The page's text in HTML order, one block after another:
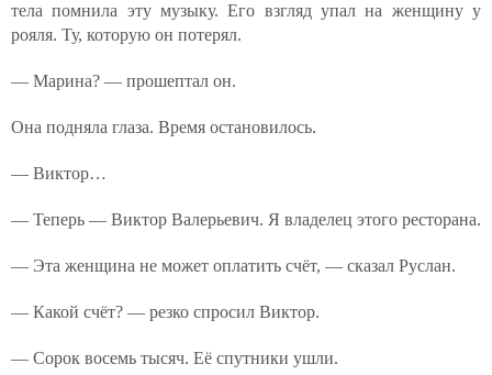
тела помнила эту музыку. Его взгляд упал на женщину у
рояля. Ту, которую он потерял.
— Марина? — прошептал он.
Она подняла глаза. Время остановилось.
— Виктор…
— Теперь — Виктор Валерьевич. Я владелец этого ресторана.
— Эта женщина не может оплатить счёт, — сказал Руслан.
— Какой счёт? — резко спросил Виктор.
— Сорок восемь тысяч. Её спутники ушли.